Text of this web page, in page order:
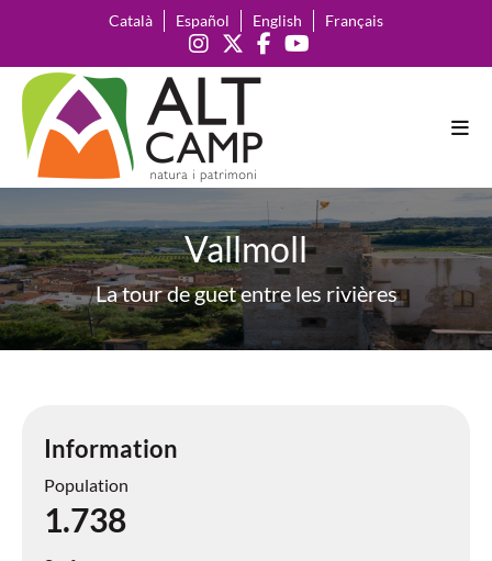
Català Español English Français
Vallmoll
La tour de guet entre les rivières
Information
Population
1.738